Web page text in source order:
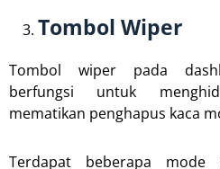
Tombol Wiper
Tombol wiper pada
berfungsi untuk
mematikan penghapus kaca
Terdapat beberapa mode